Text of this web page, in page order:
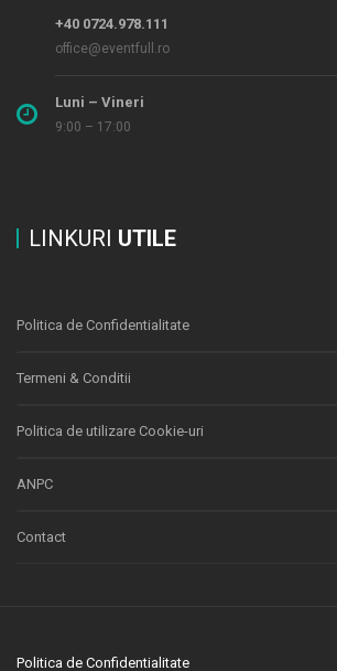
+40 0724.978.111
office@eventfull.ro
Luni – Vineri
9:00 – 17:00
LINKURI UTILE
Politica de Confidentialitate
Termeni & Conditii
Politica de utilizare Cookie-uri
ANPC
Contact
Politica de Confidentialitate